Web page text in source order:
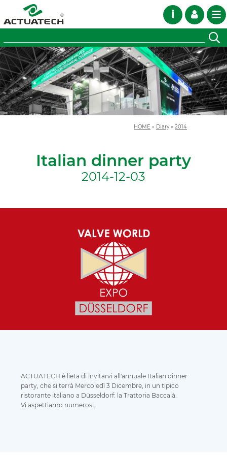
i
HOME » Diary» 2014
Italian dinner party
2014-12-03
ACTUATECH è lieta di invitarvi all'annuale Italian dinner
party, che si terrà Mercoledì 3 Dicembre, in un tipico
ristorante italiano a Düsseldorf: la Trattoria Baccalà.
Vi aspettiamo numerosi.